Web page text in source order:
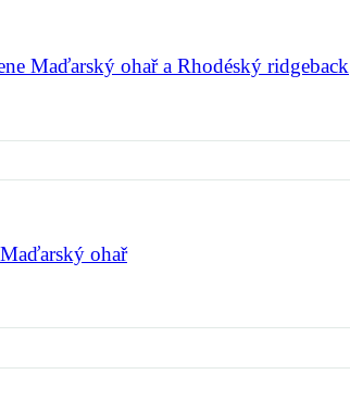
Maďarský ohař a Rhodéský ridgeback
ohař